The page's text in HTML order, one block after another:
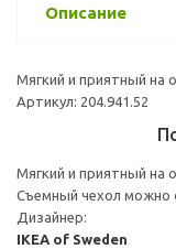
Описание
Мягкий и приятный на
Артикул: 204.941.52
Мягкий и приятный на
Съемный чехол можно
Дизайнер:
IKEA of Sweden